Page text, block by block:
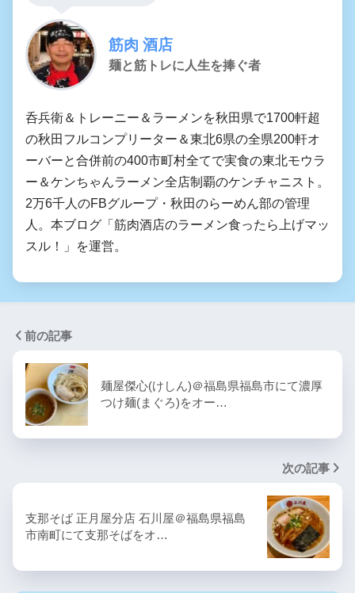
筋肉 酒店
麺と筋トレに人生を捧ぐ者
呑兵衛＆トレーニー＆ラーメンを秋田県で1700軒超
の秋田フルコンプリーター＆東北6県の全県200軒オ
ーバーと合併前の400市町村全てで実食の東北モウラ
ー＆ケンちゃんラーメン全店制覇のケンチャニスト。
2万6千人のFBグループ・秋田のらーめん部の管理
人。本ブログ「筋肉酒店のラーメン食ったら上げマッ
スル！」を運営。
前の記事
麺屋傑心(けしん)＠福島県福島市にて濃厚
つけ麺(まぐろ)をオー…
次の記事
支那そば 正月屋分店 石川屋＠福島県福島
市南町にて支那そばをオ…